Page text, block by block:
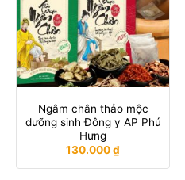
Ngâm chân thảo mộc
dưỡng sinh Đông y AP Phú
Hưng
130.000₫